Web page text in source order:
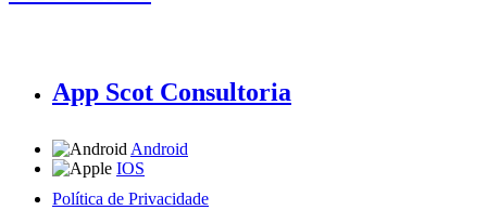
App Scot Consultoria
Android
IOS
Política de Privacidade